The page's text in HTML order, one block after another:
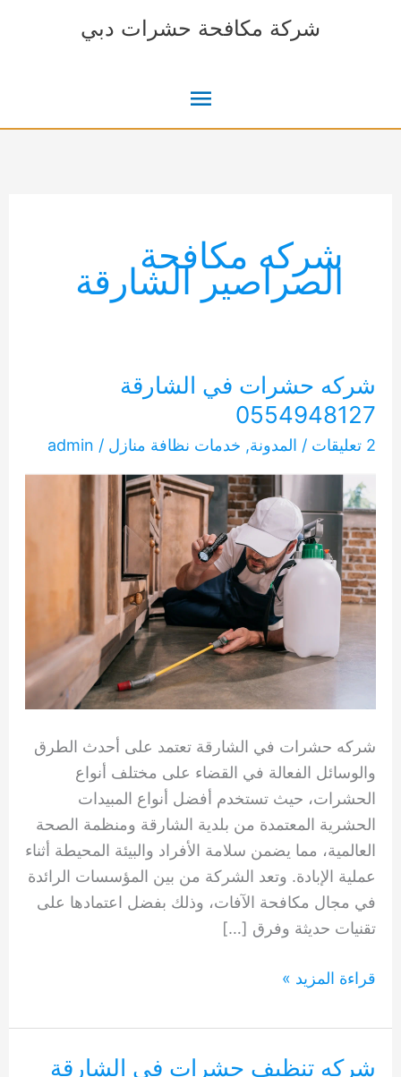
شركة مكافحة حشرات دبي
القائمة
شركه مكافحة
الصراصير الشارقة
شركه حشرات في الشارقة
0554948127
2 تعليقات / المدونة, خدمات نظافة منازل /
admin
شركه حشرات في الشارقة تعتمد على أحدث الطرق
والوسائل الفعالة في القضاء على مختلف أنواع
الحشرات، حيث تستخدم أفضل أنواع المبيدات
الحشرية المعتمدة من بلدية الشارقة ومنظمة الصحة
العالمية، مما يضمن سلامة الأفراد والبيئة المحيطة أثناء
عملية الإبادة. وتعد الشركة من بين المؤسسات الرائدة
في مجال مكافحة الآفات، وذلك بفضل اعتمادها على
تقنيات حديثة وفرق […]
شركه
في
الشارقة
قراءة المزيد »
شركه تنظيف حشرات في الشارقة